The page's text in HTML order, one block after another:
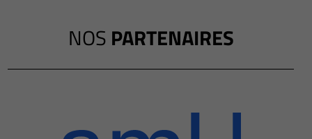
NOS PARTENAIRES